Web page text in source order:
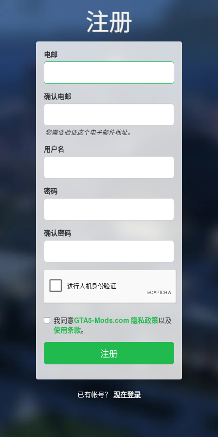
注册
电邮
确认电邮
您需要验证这个电子邮件地址。
用户名
密码
确认密码
我同意GTA5-Mods.com 隐私政策以及
使用条款。
已有帐号？ 现在登录